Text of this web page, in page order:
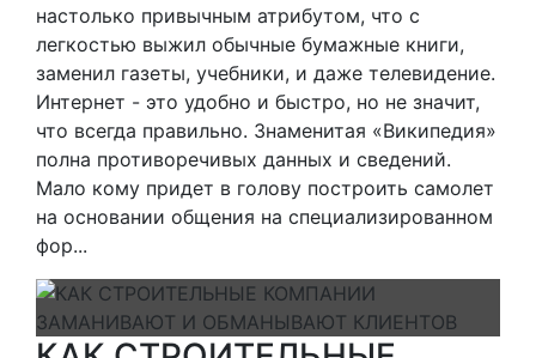
настолько привычным атрибутом, что с
легкостью выжил обычные бумажные книги,
заменил газеты, учебники, и даже телевидение.
Интернет - это удобно и быстро, но не значит,
что всегда правильно. Знаменитая «Википедия»
полна противоречивых данных и сведений.
Мало кому придет в голову построить самолет
на основании общения на специализированном
фор...